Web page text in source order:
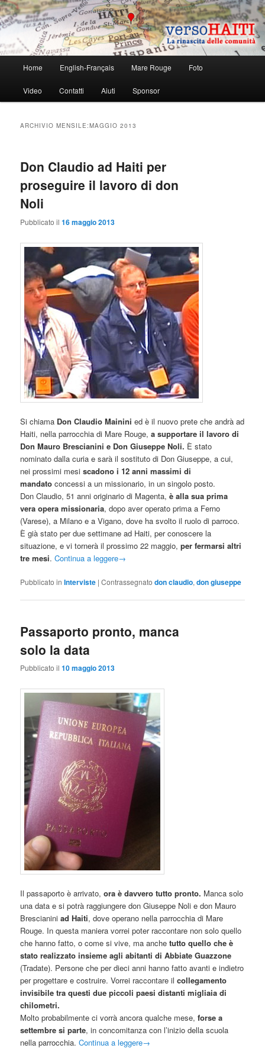
Verso Haiti
La rinascita delle comunità
Vai
al
Vai
al
Home English-Français Mare Rouge Foto
Video Contatti Aiuti Sponsor
ARCHIVIO MENSILE:MAGGIO 2013
Don Claudio ad Haiti per
proseguire il lavoro di don
Noli
Pubblicato il16 maggio 2013
Si chiama Don Claudio Mainini ed è il nuovo prete che andrà ad
Haiti, nella parrocchia di Mare Rouge,a supportare il lavoro di
Don Mauro Brescianini e Don Giuseppe Noli. È stato
nominato dalla curia e sarà il sostituto di Don Giuseppe, a cui,
nei prossimi mesiscadono i 12 anni massimi di
mandato concessi a un missionario, in un singolo posto.
Don Claudio, 51 anni originario di Magenta,è alla sua prima
vera opera missionaria, dopo aver operato prima a Ferno
(Varese), a Milano e a Vigano, dove ha svolto il ruolo di parroco.
È già stato per due settimane ad Haiti, per conoscere la
situazione, e vi tornerà il prossimo 22 maggio,per fermarsi altri
tre mesi.Continua a leggere→
Pubblicato in Interviste |Contrassegnato don claudio,don giuseppe
Passaporto pronto, manca
solo la data
Pubblicato il10 maggio 2013
Il passaporto è arrivato,ora è davvero tutto pronto. Manca solo
una data e si potrà raggiungere don Giuseppe Noli e don Mauro
Brescianiniad Haiti, dove operano nella parrocchia di Mare
Rouge. In questa maniera vorrei poter raccontare non solo quello
che hanno fatto, o come si vive, ma anchetutto quello che è
stato realizzato insieme agli abitanti di Abbiate Guazzone
(Tradate). Persone che per dieci anni hanno fatto avanti e indietro
per progettare e costruire. Vorrei raccontare ilcollegamento
invisibile tra questi due piccoli paesi distanti migliaia di
chilometri.
Molto probabilmente ci vorrà ancora qualche mese,forse a
settembre si parte, in concomitanza con l’inizio della scuola
nella parrocchia.Continua a leggere→